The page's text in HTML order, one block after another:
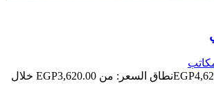
EGP
نطاق السعر: من ⁦EGP3,620.00⁩ خلال